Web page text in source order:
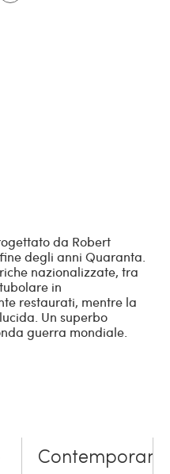
da Robert
degli anni Quaranta.
nazionalizzate, tra
in
restaurati, mentre la
Un superbo
guerra mondiale.
Contemporaneo